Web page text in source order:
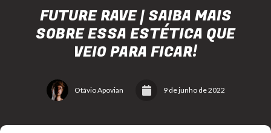
FUTURE RAVE | SAIBA MAIS
SOBRE ESSA ESTÉTICA QUE
VEIO PARA FICAR!
Otávio Apovian 9 de junho de 2022